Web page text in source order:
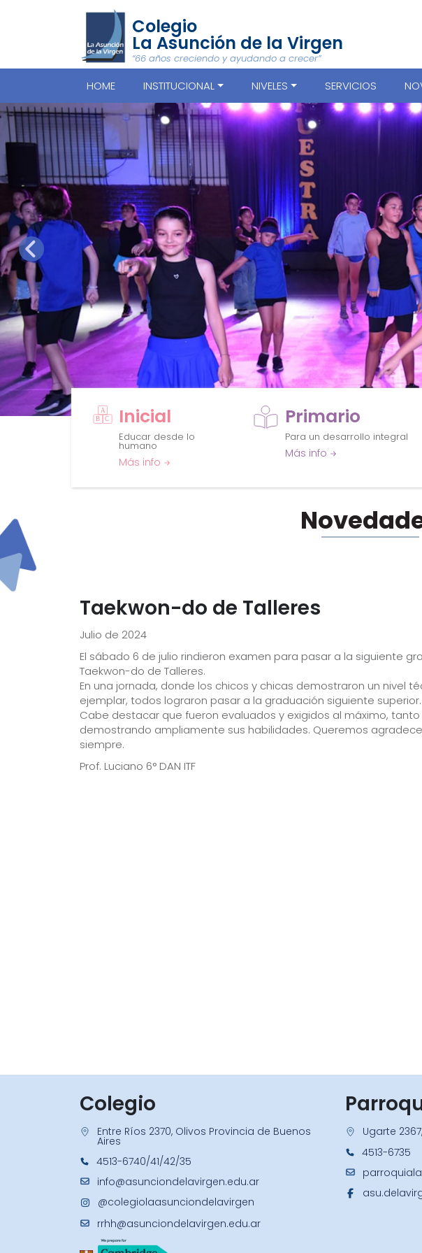
Colegio
La Asunción de la Virgen
“66 años creciendo y ayudando a crecer”
HOME INSTITUCIONAL NIVELES SERVICIOS
Inicial
Educar desde lo
humano
Más info
Primario
Para un desarrollo integral
Más info
Taekwon-do de Talleres
Julio de 2024
El sábado 6 de julio rindieron examen para pasar a la siguiente
Taekwon-do de Talleres.
En una jornada, donde los chicos y chicas demostraron un nivel
ejemplar, todos lograron pasar a la graduación siguiente superior.
Cabe destacar que fueron evaluados y exigidos al máximo,
demostrando ampliamente sus habilidades. Queremos
siempre.
Prof. Luciano 6° DAN ITF
Colegio
Entre Ríos 2370, Olivos Provincia de Buenos
Aires
4513-6740/41/42/35
info@asunciondelavirgen.edu.ar
@colegiolaasunciondelavirgen
rrhh@asunciondelavirgen.edu.ar
Ugarte
4513-6735